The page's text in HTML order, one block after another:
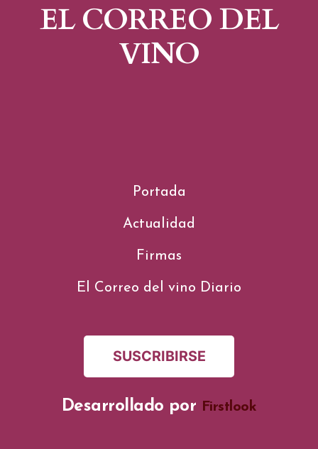
EL CORREO DEL
VINO
Portada
Actualidad
Firmas
El Correo del vino Diario
SUSCRIBIRSE
Desarrollado por Firstlook